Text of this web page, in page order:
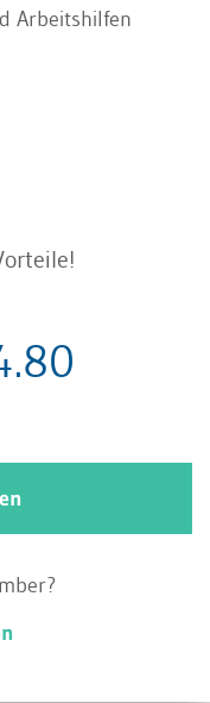
die den
sich
der
Arbeitshilfen